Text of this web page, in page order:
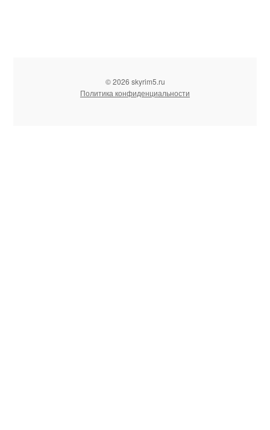
© 2026 skyrim5.ru
Политика конфиденциальности